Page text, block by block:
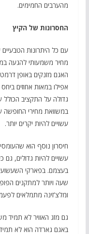
מהערבים החמימים.
החסרונות של הקיץ
עם כל היתרונות
מחיר משמעותי להגעה
האגם מזנקים באופן
אפילו במאות אחוזים
גדולה על התקציב
במשוואת מחירי
עשויים להיות יקרים יותר.
חיסרון נוסף הוא
עשויים להיות גדולים, גם
בעצמם. בפארקי
שעה ויותר למתקנים
ומלצ'זינה מתמלאים
גם מזג האוויר לא תמיד
באגם גארדה הוא לא